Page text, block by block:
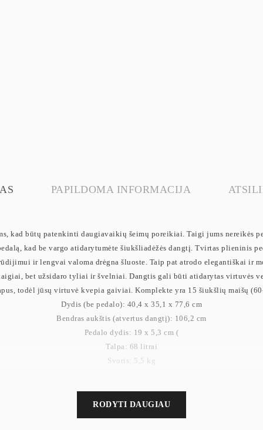
PAPILDOMA INFORMACIJA
kad būtų patenkinti daugiavaikių šeimų poreikiai. Taigi jums nereikės
kad be vargo atidarytumėte šiukšliadėžės dangtį. Tvirtas plieninis
ir lengvai valoma drėgna šluoste. Taip pat atrodo elegantiškai ir
bet užsidaro tyliai ir švelniai. Dangtis gali būti atidarytas virtuvės
todėl jūsų virtuvė kvepia gaiviai. Komplekte yra 15 šiukšlių maišų
Dydis (be pedalo): 40,4 x 35,1 x 77,6 cm
Bendras aukštis (atvertus dangtį): 106,2 cm
Pedalo dydis: 19 x 5,3 cm (
Talpa: 68 litrai
Svoris: 5,5 kg
RODYTI DAUGIAU